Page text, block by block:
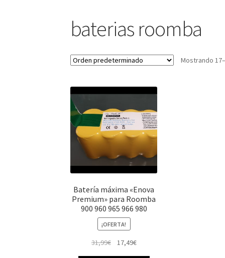
baterias roomba
Mostrando
Batería máxima «Enova
Premium» para Roomba
900 960 965 966 980
¡OFERTA!
31,99€ 17,49€El